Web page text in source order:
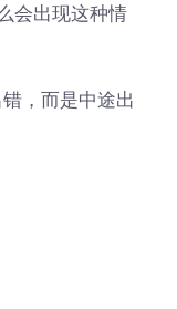
会出现这种情
，而是中途出